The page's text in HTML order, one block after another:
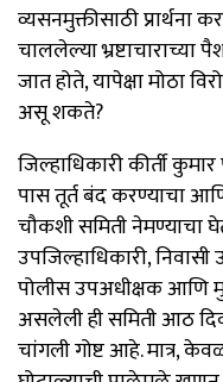
व्यसनमुक्तीसाठी प्रार्थना
चाललेल्या
जात होते, यापेक्षा मोठा
असू शकते?
जिल्हाधिकारी कीर्ती
पास तूर्त बंद करण्याचा
चौकशी समिती नेमण्याचा
उपजिल्हाधिकारी,
पोलीस उपअधीक्षक आणि
असलेली ही समिती आठ
चांगली गोष्ट आहे. मात्र,